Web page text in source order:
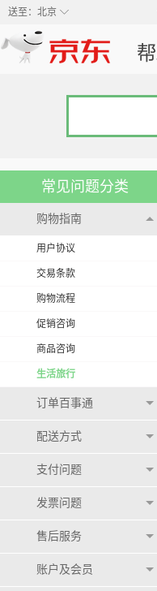
◇
送至： 北京
常见问题分类
购物指南
用户协议
交易条款
购物流程
促销咨询
商品咨询
生活旅行
订单百事通
配送方式
支付问题
发票问题
售后服务
账户及会员